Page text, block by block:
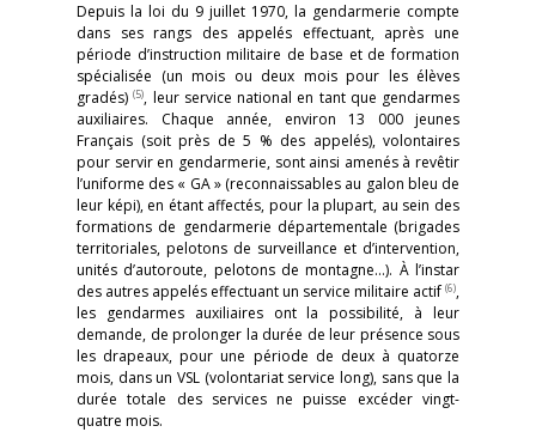
Depuis la loi du 9 juillet 1970, la gendarmerie compte
dans ses rangs des appelés effectuant, après une
période d’instruction militaire de base et de formation
spécialisée (un mois ou deux mois pour les élèves
gradés)(5), leur service national en tant que gendarmes
auxiliaires. Chaque année, environ 13 000 jeunes
Français (soit près de 5 % des appelés), volontaires
pour servir en gendarmerie, sont ainsi amenés à revêtir
l’uniforme des « GA » (reconnaissables au galon bleu de
leur képi), en étant affectés, pour la plupart, au sein des
formations de gendarmerie départementale (brigades
territoriales, pelotons de surveillance et d’intervention,
unités d’autoroute, pelotons de montagne…). À l’instar
des autres appelés effectuant un service militaire actif (6),
les gendarmes auxiliaires ont la possibilité, à leur
demande, de prolonger la durée de leur présence sous
les drapeaux, pour une période de deux à quatorze
mois, dans un VSL (volontariat service long), sans que la
durée totale des services ne puisse excéder vingt-
quatre mois.